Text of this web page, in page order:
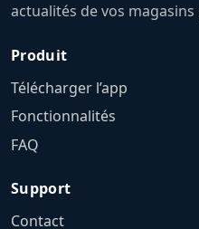
actualités de vos
Produit
Télécharger l’app
Fonctionnalités
FAQ
Support
Contact